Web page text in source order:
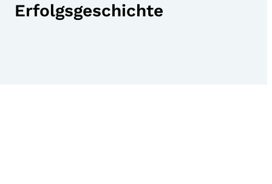
Erfolgsgeschichte